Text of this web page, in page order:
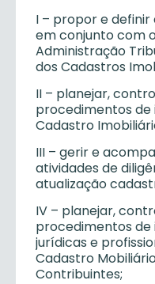
I – propor e definir
em conjunto com
Administração
dos Cadastros
II – planejar,
procedimentos de
Cadastro
III – gerir e
atividades de
atualização
IV – planejar,
procedimentos de
jurídicas e
Cadastro
Contribuintes;